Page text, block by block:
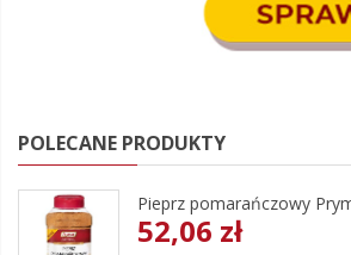
POLECANE PRODUKTY
Pieprz pomarańczowy
52,06 zł